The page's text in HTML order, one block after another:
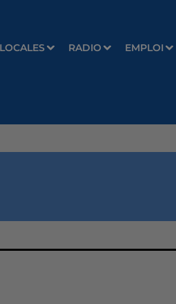
RADIO EMPLOI